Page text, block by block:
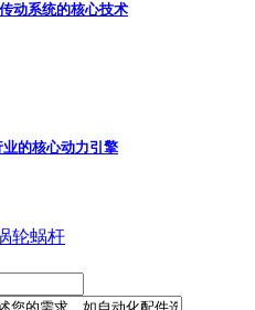
动系统的核心技术
的核心动力引擎
轮蜗杆